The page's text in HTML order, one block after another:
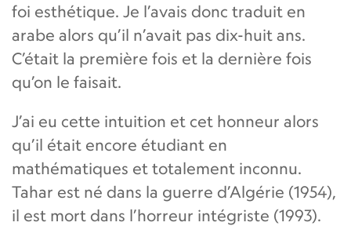
foi esthétique. Je l’avais donc traduit en
arabe alors qu’il n’avait pas dix-huit ans.
C’était la première fois et la dernière fois
qu’on le faisait.
J’ai eu cette intuition et cet honneur alors
qu’il était encore étudiant en
mathématiques et totalement inconnu.
Tahar est né dans la guerre d’Algérie (1954),
il est mort dans l’horreur intégriste (1993).